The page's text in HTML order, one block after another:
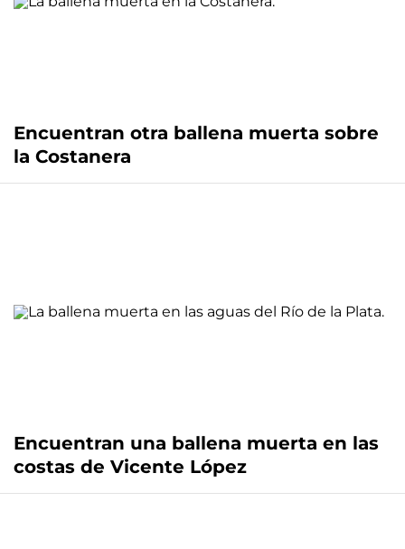
Encuentran otra ballena muerta sobre
la Costanera
Encuentran una ballena muerta en las
costas de Vicente López